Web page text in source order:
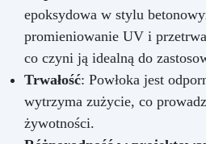
epoksydowa w stylu
promieniowanie UV i
co czyni ją idealną do
Trwałość: Powłoka jest
wytrzyma zużycie, co
żywotności.